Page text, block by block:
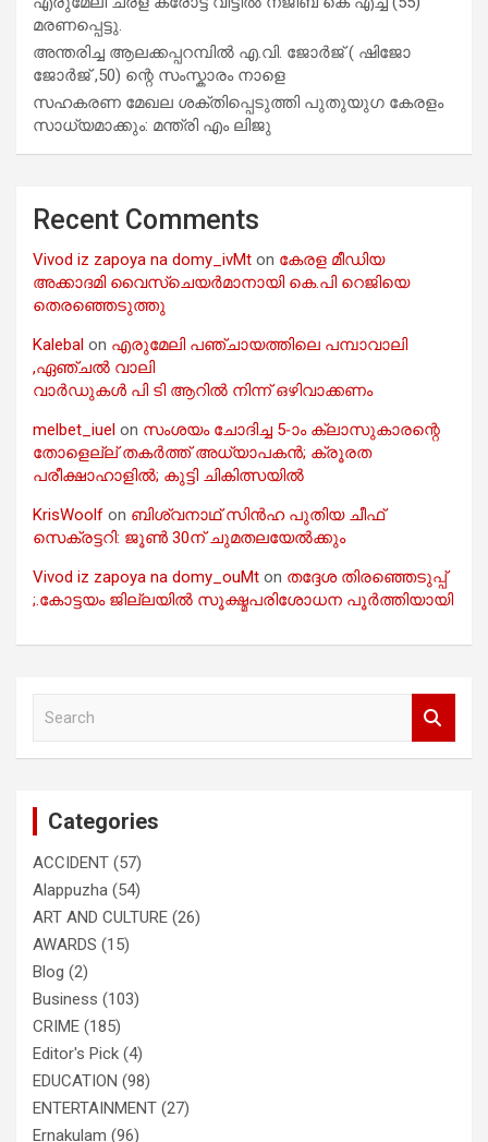
മരണപ്പെട്ടു.
അന്തരിച്ച ആ​ല​ക്ക​പ്പ​റമ്പിൽ​ എ.​വി. ജോ​ർ​ജ് ( ഷിജോ
ജോർജ് ,50) ന്റെ സംസ്കാരം നാളെ
സഹകരണ മേഖല ശക്തിപ്പെടുത്തി പുതുയുഗ കേരളം
സാധ്യമാക്കും: മന്ത്രി എം ലിജു
Recent Comments
Vivod iz zapoya na domy_ivMt on കേരള മീഡിയ
അക്കാദമി വൈസ്ചെയർമാനായി കെ.പി റെജിയെ
തെരഞ്ഞെടുത്തു
Kalebal on എരുമേലി പഞ്ചായത്തിലെ പമ്പാവാലി
,ഏഞ്ചൽ വാലി
വാർഡുകൾ പി ടി ആറിൽ നിന്ന് ഒഴിവാക്കണം
melbet_iuel on സംശയം ചോദിച്ച 5-ാം ക്ലാസുകാരന്റെ
തോളെല്ല് തകർത്ത് അധ്യാപകൻ; ക്രൂരത
പരീക്ഷാഹാളിൽ; കുട്ടി ചികിത്സയിൽ
KrisWoolf on ബിശ്വനാഥ് സിൻഹ പുതിയ ചീഫ്
സെക്രട്ടറി: ജൂൺ 30ന് ചുമതലയേൽക്കും
Vivod iz zapoya na domy_ouMt on തദ്ദേശ തിരഞ്ഞെടുപ്പ്
;.കോട്ടയം ജില്ലയിൽ സൂക്ഷ്മപരിശോധന പൂർത്തിയായി
Categories
ACCIDENT (57)
Alappuzha (54)
ART AND CULTURE (26)
AWARDS (15)
Blog (2)
Business (103)
CRIME (185)
Editor's Pick (4)
EDUCATION (98)
ENTERTAINMENT (27)
Ernakulam (96)